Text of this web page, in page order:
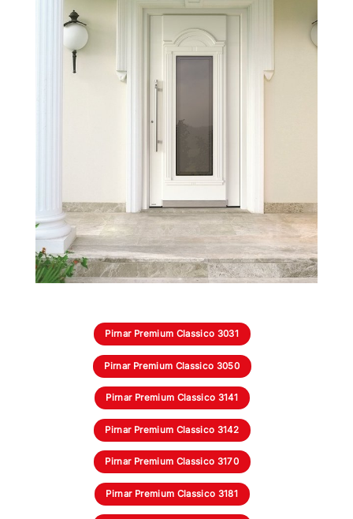
Pirnar Premium Classico 3031
Pirnar Premium Classico 3050
Pirnar Premium Classico 3141
Pirnar Premium Classico 3142
Pirnar Premium Classico 3170
Pirnar Premium Classico 3181